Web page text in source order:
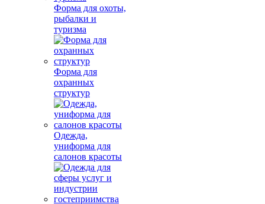
Форма для охоты,
рыбалки и
туризма
Форма для
охранных
структур
Одежда,
униформа для
салонов красоты